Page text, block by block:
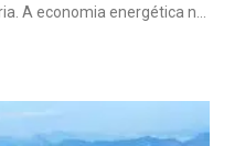
A economia energética na
mais limpo, no entanto,
ao interesse chinês